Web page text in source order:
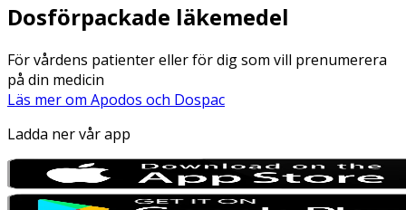
Dosförpackade läkemedel
För vårdens patienter eller för dig som vill prenumerera
på din medicin
Läs mer om Apodos och Dospac
Ladda ner vår app